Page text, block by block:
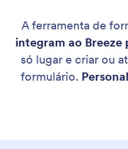
A ferramenta de
integram ao Breeze
só lugar e criar ou
formulário.